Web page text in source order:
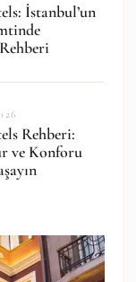
İstanbul’un
Rehberi:
ve Konforu